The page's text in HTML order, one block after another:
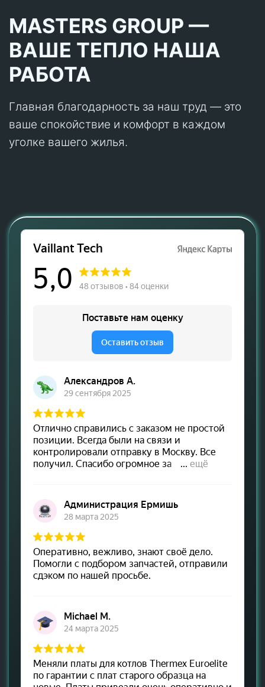
MASTERS GROUP —
ВАШЕ ТЕПЛО НАША
РАБОТА
Главная благодарность за наш труд — это
ваше спокойствие и комфорт в каждом
уголке вашего жилья.